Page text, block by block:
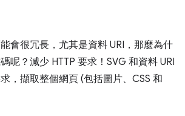
會很冗長，尤其是資料 URI，那麼為什
呢？減少 HTTP 要求！SVG 和資料 URI
，擷取整個網頁 (包括圖片、CSS 和